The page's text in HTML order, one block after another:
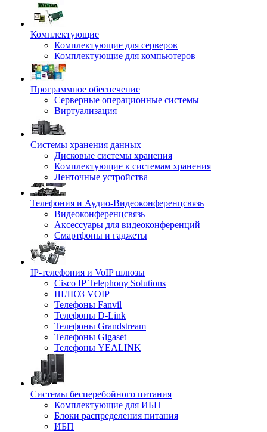
Комплектующие
Комплектующие для серверов
Комплектующие для компьютеров
Программное обеспечение
Серверные операционные системы
Виртуализация
Системы хранения данных
Дисковые системы хранения
Комплектующие к системам хранения
Ленточные устройства
Телефония и Аудио-Видеоконференцсвязь
Видеоконференцсвязь
Аксессуары для видеоконференций
Смартфоны и гаджеты
IP-телефония и VoIP шлюзы
Cisco IP Telephony Solutions
ШЛЮЗ VOIP
Телефоны Fanvil
Телефоны D-Link
Телефоны Grandstream
Телефоны Gigaset
Телефоны YEALINK
Системы бесперебойного питания
Комплектующие для ИБП
Блоки распределения питания
ИБП